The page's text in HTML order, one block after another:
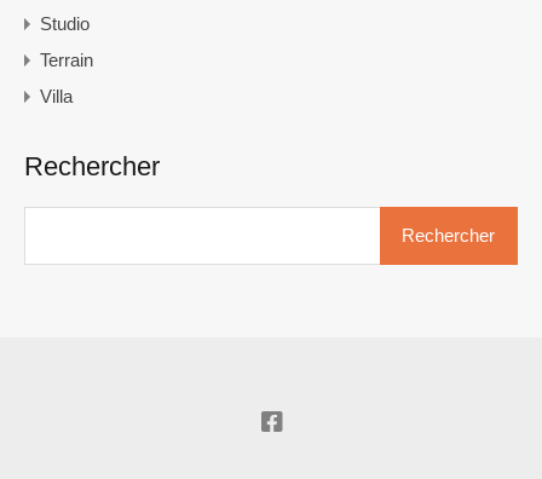
Studio
Terrain
Villa
Rechercher